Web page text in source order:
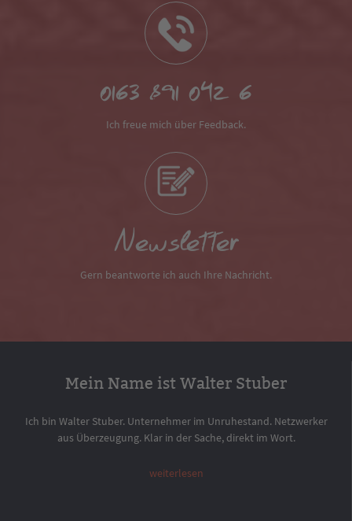
0163 891 042 6
Ich freue mich über Feedback.
Newsletter
Gern beantworte ich auch Ihre Nachricht.
Mein Name ist Walter Stuber
Ich bin Walter Stuber. Unternehmer im Unruhestand. Netzwerker
aus Überzeugung. Klar in der Sache, direkt im Wort.
weiterlesen